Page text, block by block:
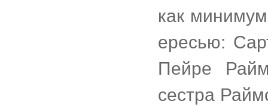
как
ересью:
Пейре
сестра